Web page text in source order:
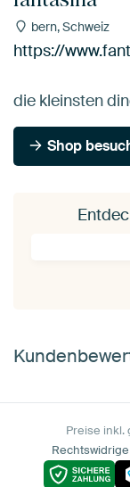
bern, Schweiz
https://
die kleinsten
Shop
Preise inkl.